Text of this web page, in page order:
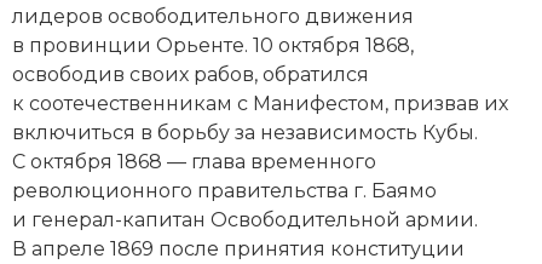
Новейшая история
Нумизматика
Образование
Общественные объединения и организации
Политическая история
лидеров освободительного движения
в провинции Орьенте. 10 октября 1868,
освободив своих рабов, обратился
к соотечественникам с Манифестом, призвав их
включиться в борьбу за независимость Кубы.
С октября 1868 — глава временного
революционного правительства г. Баямо
и генерал-капитан Освободительной армии.
В апреле 1869 после принятия конституции